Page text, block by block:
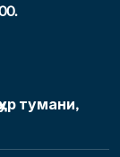
тумани,